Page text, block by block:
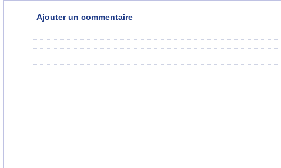
Ajouter un commentaire